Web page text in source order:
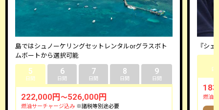
島ではシュノーケリングセットレンタルorグラスボト
ムボートから選択可能
5
日間
6
日間
7
日間
8
日間
9
日間
222,000円～526,000円
燃油サーチャージ込み ※諸税等別途必要
『シ
日
燃油